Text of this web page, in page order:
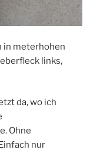
in meterhohen
links,
da, wo ich
Ohne
nur